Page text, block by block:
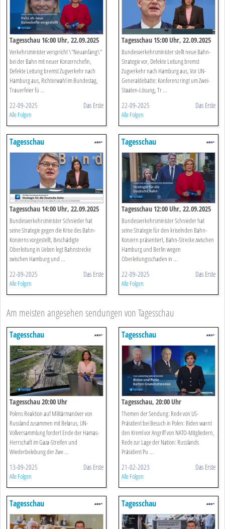
Tagesschau 16:00 Uhr, 22.09.2025
Verkehrsminister verspricht \"Neuanfang\"
bei der Bahn mit neuer Konzernchefin,
Defekte Leitung bremst Zugverkehr nach
Hamburg aus, Richterwahl im Bundestag,
Trauerfeier fü ...
22-09-2025 Das Erste
Alle Folgen
Tagesschau 15:00 Uhr, 22.09.2025
Bundesverkehrsminister stellt neue Bahn-
Strategie vor, Defekte Leitung bremst
Zugverkehr nach Hamburg aus, Vor UN-
Generaldebatte: Konferenz ringt um Zwei-
Staaten-Lösung, Tr ...
22-09-2025 Das Erste
Alle Folgen
Tagesschau
Tagesschau 14:00 Uhr, 22.09.2025
Bundesverkehrsminister Schnieder hat
seine Strategie gegen die Krise des Bahn-
Konzerns vorgestellt, Beschädigte
Oberleitung in Uelzen legt Bahnstrecke
zwischen Hamburg und ...
22-09-2025 Das Erste
Alle Folgen
Tagesschau
Tagesschau 12:00 Uhr, 22.09.2025
Bundesverkehrsminister Schnieder hat
seine Strategie für den kriselnden Bahn-
Konzern präsentiert, Bahn-Strecke zwischen
Hamburg und Berlin wegen
Oberleitungsschaden in ...
22-09-2025 Das Erste
Alle Folgen
Am meisten angesehen sendungen von Tagesschau
Tagesschau
Tagesschau 20:00 Uhr
Polens Reaktion auf Militärmanöver von
Russland zusammen mit Belarus, UN-
Vollversammlung fordert Ende der Hamas-
Herrschaft im Gaza-Streifen und
Wiederbelebung der Zwe ...
13-09-2025 Das Erste
Alle Folgen
Tagesschau
Tagesschau, 20:00 Uhr
Themen der Sendung: Rede von US-
Präsident bei Besuch in Polen: Biden warnt
den Kreml vor Angriff von NATO-Mitgliedern,
Rede zur Lage der Nation: Russlands
Präsident Pu ...
21-02-2023 Das Erste
Alle Folgen
Tagesschau Tagesschau